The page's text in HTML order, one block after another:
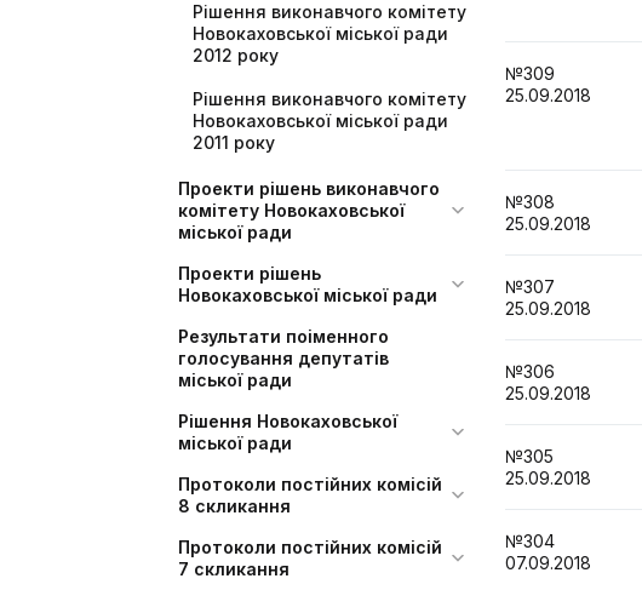
Рішення виконавчого комітету
Новокаховської міської ради
2012 року
Рішення виконавчого комітету
Новокаховської міської ради
2011 року
Проекти рішень виконавчого
комітету Новокаховської
міської ради
Проекти рішень
Новокаховської міської ради
Результати поіменного
голосування депутатів
міської ради
Рішення Новокаховської
міської ради
Протоколи постійних комісій
8 скликання
Протоколи постійних комісій
7 скликання
№309
25.09.2018
№308
25.09.2018
№307
25.09.2018
№306
25.09.2018
№305
25.09.2018
№304
07.09.2018